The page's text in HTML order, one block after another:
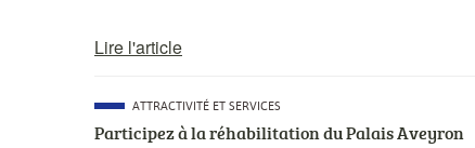
Lire l'article
CATÉGORIE
PRINCIPALE
ATTRACTIVITÉ ET SERVICES
Participez à la réhabilitation du Palais Aveyron